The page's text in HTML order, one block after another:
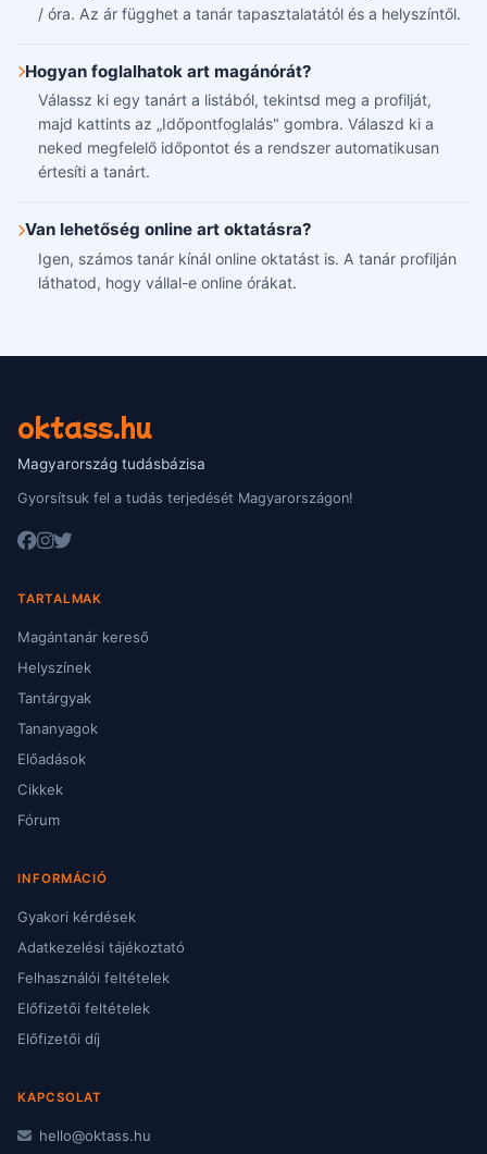
/ óra. Az ár függhet a tanár tapasztalatától és a helyszíntől.
Hogyan foglalhatok art magánórát?
Válassz ki egy tanárt a listából, tekintsd meg a profilját,
majd kattints az „Időpontfoglalás" gombra. Válaszd ki a
neked megfelelő időpontot és a rendszer automatikusan
értesíti a tanárt.
Van lehetőség online art oktatásra?
Igen, számos tanár kínál online oktatást is. A tanár profilján
láthatod, hogy vállal-e online órákat.
oktass.hu
Magyarország tudásbázisa
Gyorsítsuk fel a tudás terjedését Magyarországon!
TARTALMAK
Magántanár kereső
Helyszínek
Tantárgyak
Tananyagok
Előadások
Cikkek
Fórum
INFORMÁCIÓ
Gyakori kérdések
Adatkezelési tájékoztató
Felhasználói feltételek
Előfizetői feltételek
Előfizetői díj
KAPCSOLAT
hello@oktass.hu